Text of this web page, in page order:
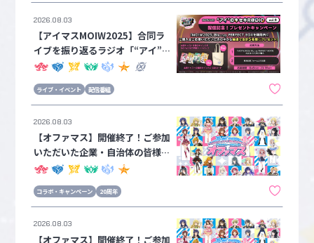
【アイマスMOIW2025】合同ラ
イブを振り返るラジオ「“アイ”の
キセキR@DIO vol.9」の配信を
たるプレゼントキャンペーンを開
催！
ライブ・イベント 配信番組
2026.08.03
【オファマス】開催終了！ご参加
いただいた企業・自治体の皆様か
らのメッセージを公開！②
コラボ・キャンペーン 20周年
2026.08.03
【オファマス】開催終了！ご参加
2026.08.03